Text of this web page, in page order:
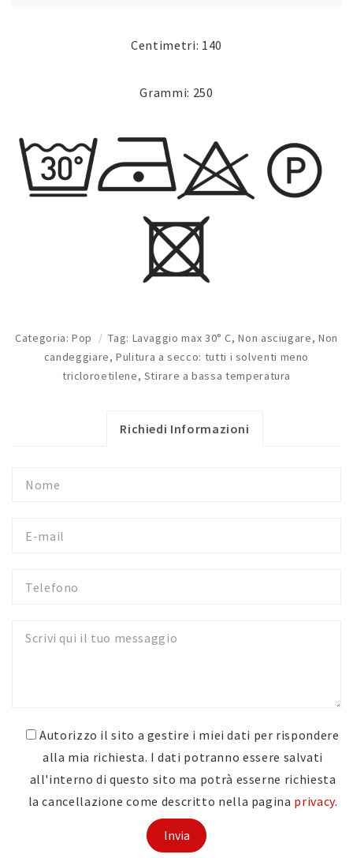
Centimetri: 140
Grammi: 250
Categoria:Pop Tag: Lavaggio max 30° C,Non asciugare, Non
candeggiare,Pulitura a secco: tutti i solventi meno
tricloroetilene, Stirare a bassa temperatura
Richiedi Informazioni
Autorizzo il sito a gestire i miei dati per rispondere
alla mia richiesta. I dati potranno essere salvati
all'interno di questo sito ma potrà esserne richiesta
la cancellazione come descritto nella pagina privacy.